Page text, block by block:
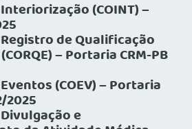
(COINT) –
de Qualificação
– Portaria CRM-PB
(COEV) – Portaria
2025
e